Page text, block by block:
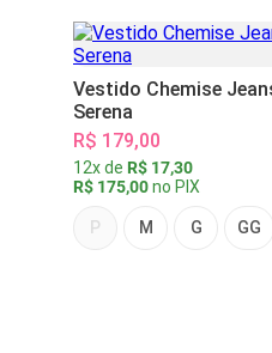
Vestido Chemise
Serena
R$ 179,00
12x de R$ 17,30
R$ 175,00no PIX
P M G GG